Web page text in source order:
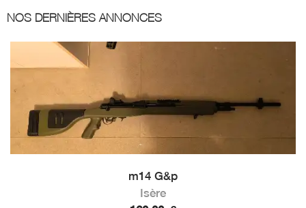
NOS DERNIÈRES ANNONCES
m14 G&p
Isère